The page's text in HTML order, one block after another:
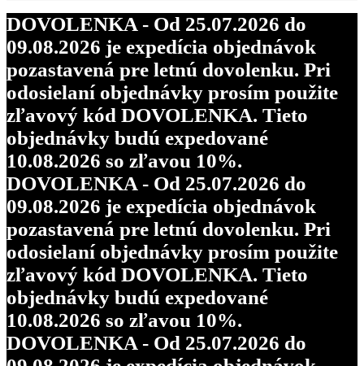
DOVOLENKA - Od 25.07.2026 do
09.08.2026 je expedícia objednávok
pozastavená pre letnú dovolenku. Pri
odosielaní objednávky prosím použite
zľavový kód DOVOLENKA. Tieto
objednávky budú expedované
10.08.2026 so zľavou 10%.
DOVOLENKA - Od 25.07.2026 do
09.08.2026 je expedícia objednávok
pozastavená pre letnú dovolenku. Pri
odosielaní objednávky prosím použite
zľavový kód DOVOLENKA. Tieto
objednávky budú expedované
10.08.2026 so zľavou 10%.
DOVOLENKA - Od 25.07.2026 do